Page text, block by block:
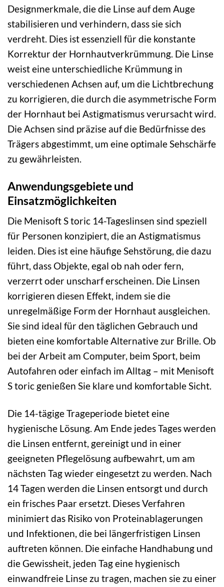
Designmerkmale, die die Linse auf dem Auge
stabilisieren und verhindern, dass sie sich
verdreht. Dies ist essenziell für die konstante
Korrektur der Hornhautverkrümmung. Die Linse
weist eine unterschiedliche Krümmung in
verschiedenen Achsen auf, um die Lichtbrechung
zu korrigieren, die durch die asymmetrische Form
der Hornhaut bei Astigmatismus verursacht wird.
Die Achsen sind präzise auf die Bedürfnisse des
Trägers abgestimmt, um eine optimale Sehschärfe
zu gewährleisten.
Anwendungsgebiete und
Einsatzmöglichkeiten
Die Menisoft S toric 14-Tageslinsen sind speziell
für Personen konzipiert, die an Astigmatismus
leiden. Dies ist eine häufige Sehstörung, die dazu
führt, dass Objekte, egal ob nah oder fern,
verzerrt oder unscharf erscheinen. Die Linsen
korrigieren diesen Effekt, indem sie die
unregelmäßige Form der Hornhaut ausgleichen.
Sie sind ideal für den täglichen Gebrauch und
bieten eine komfortable Alternative zur Brille. Ob
bei der Arbeit am Computer, beim Sport, beim
Autofahren oder einfach im Alltag – mit Menisoft
S toric genießen Sie klare und komfortable Sicht.
Die 14-tägige Trageperiode bietet eine
hygienische Lösung. Am Ende jedes Tages werden
die Linsen entfernt, gereinigt und in einer
geeigneten Pflegelösung aufbewahrt, um am
nächsten Tag wieder eingesetzt zu werden. Nach
14 Tagen werden die Linsen entsorgt und durch
ein frisches Paar ersetzt. Dieses Verfahren
minimiert das Risiko von Proteinablagerungen
und Infektionen, die bei längerfristigen Linsen
auftreten können. Die einfache Handhabung und
die Gewissheit, jeden Tag eine hygienisch
einwandfreie Linse zu tragen, machen sie zu einer